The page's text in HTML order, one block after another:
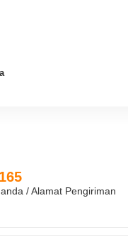
/ Alamat Pengiriman